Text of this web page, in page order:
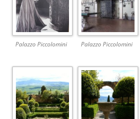
Palazzo Piccolomini Palazzo Piccolomini